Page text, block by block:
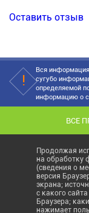
Оставить отзыв
Вся
сугубо
определяемой
информацию о
ВСЕ
Продолжая
на обработку
(сведения о
версия
экрана;
с какого
Браузера;
нажимает